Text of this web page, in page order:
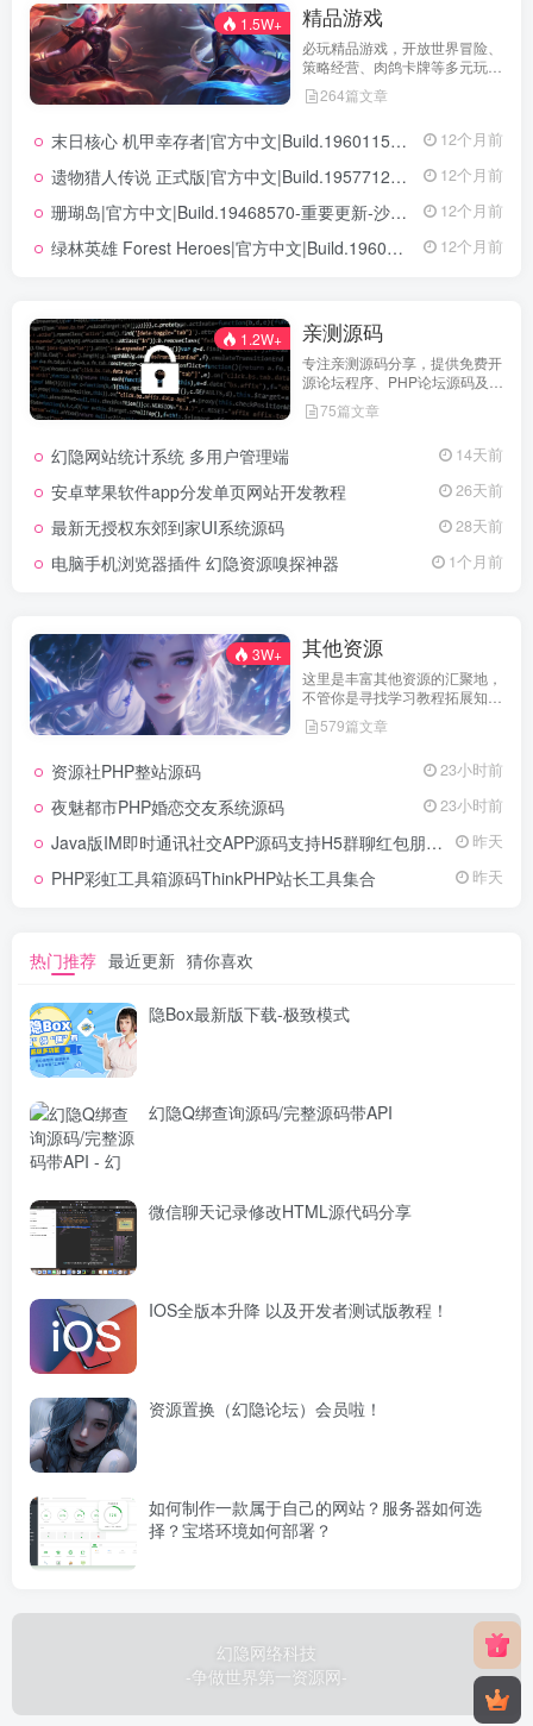
1.5W+ 精品游戏
必玩精品游戏，开放世界冒险、
策略经营、肉鸽卡牌等多元玩
法，满足不同玩家的喜好 。
264篇文章
末日核心 机甲幸存者|官方中文|Build.19601158|解压即撸| 12个月前
遗物猎人传说 正式版|官方中文|Build.19577129+全DLC|解压即撸| 12个月前
珊瑚岛|官方中文|Build.19468570-重要更新-沙盒|解压即撸| 12个月前
绿林英雄 Forest Heroes|官方中文|Build.19609351+全DLC|解压即撸| 12个月前
1.2W+ 亲测源码
专注亲测源码分享，提供免费开
源论坛程序、PHP论坛源码及论
坛搭建解决方案，所有源码均经
实际测试可用，助力快速搭建稳
75篇文章
幻隐网站统计系统 多用户管理端 14天前
安卓苹果软件app分发单页网站开发教程 26天前
最新无授权东郊到家UI系统源码 28天前
电脑手机浏览器插件 幻隐资源嗅探神器 1个月前
3W+ 其他资源
这里是丰富其他资源的汇聚地，
不管你是寻找学习教程拓展知
识，还是搜集各类素材激发创作
灵感，亦或是查询专业数据辅助
源定期更新、分类清晰、下载便
务，快来探索发现所需资源！
579篇文章
资源社PHP整站源码 23小时前
夜魅都市PHP婚恋交友系统源码 23小时前
Java版IM即时通讯社交APP源码支持H5群聊红包朋友圈 昨天
PHP彩虹工具箱源码ThinkPHP站长工具集合 昨天
热门推荐 最近更新 猜你喜欢
隐Box最新版下载-极致模式
幻隐Q绑查询源码/完整源码带API
微信聊天记录修改HTML源代码分享
IOS全版本升降 以及开发者测试版教程！
资源置换（幻隐论坛）会员啦！
如何制作一款属于自己的网站？服务器如何选
择？宝塔环境如何部署？
幻隐网络科技
-争做世界第一资源网-